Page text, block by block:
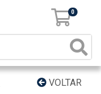
0
VOLTAR